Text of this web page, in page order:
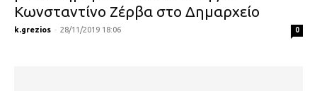
Κωνσταντίνο Ζέρβα στο Δημαρχείο
k.grezios - 28/11/2019 18:06 0